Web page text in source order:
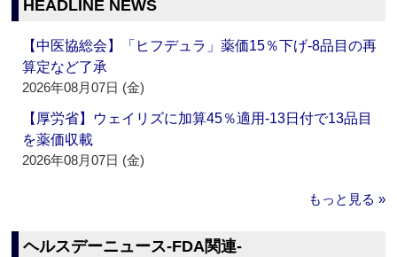
HEADLINE NEWS
【中医協総会】「ヒフデュラ」薬価15％下げ‐8品目の再
算定など了承
2026年08月07日 (金)
【厚労省】ウェイリズに加算45％適用‐13日付で13品目
を薬価収載
2026年08月07日 (金)
もっと見る »
ヘルスデーニュース‐FDA関連‐